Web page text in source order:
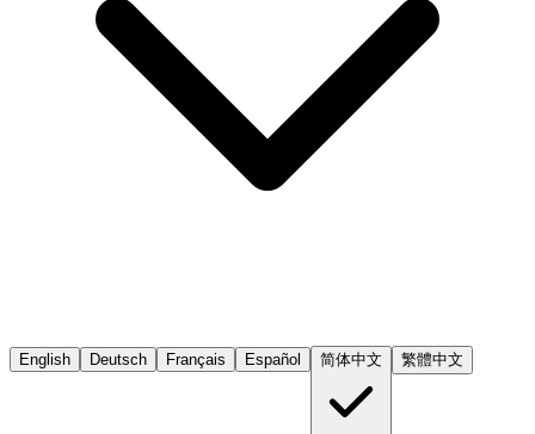
English Deutsch Français Español 简体中文 繁體中文